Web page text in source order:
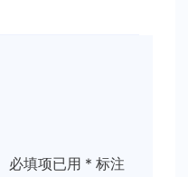
必填项已用 * 标注